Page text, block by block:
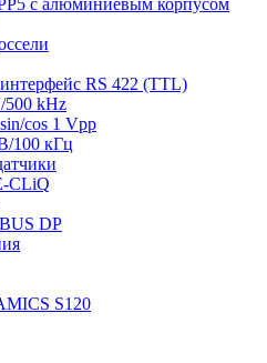
с алюминиевым корпусом
RS 422 (TTL)
500 kHz
cos 1 Vpp
100 кГц
CLiQ
DP
S120